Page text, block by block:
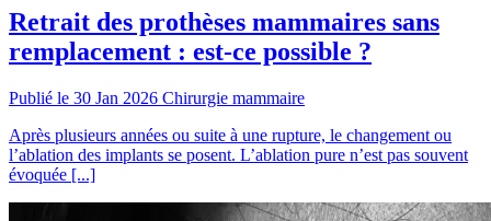
Retrait des prothèses mammaires sans
remplacement : est-ce possible ?
Publié le 30 Jan 2026 Chirurgie mammaire
Après plusieurs années ou suite à une rupture, le changement ou
l’ablation des implants se posent. L’ablation pure n’est pas souvent
évoquée [...]